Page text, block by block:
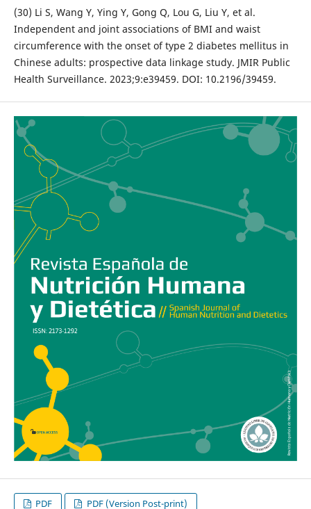
(30) Li S, Wang Y, Ying Y, Gong Q, Lou G, Liu Y, et al.
Independent and joint associations of BMI and waist
circumference with the onset of type 2 diabetes mellitus in
Chinese adults: prospective data linkage study. JMIR Public
Health Surveillance. 2023;9:e39459. DOI: 10.2196/39459.
PDF PDF (Version Post-print)